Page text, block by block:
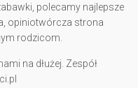
polecamy najlepsze
opiniotwórcza strona
rodzicom.
na dłużej. Zespół